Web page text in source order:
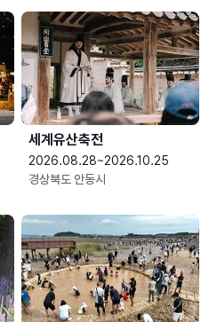
세계유산축전
2026.08.28~2026.10.25
경상북도 안동시